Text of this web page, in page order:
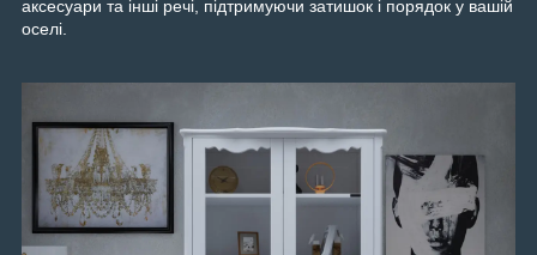
аксесуари та інші речі, підтримуючи затишок і порядок у вашій
оселі.